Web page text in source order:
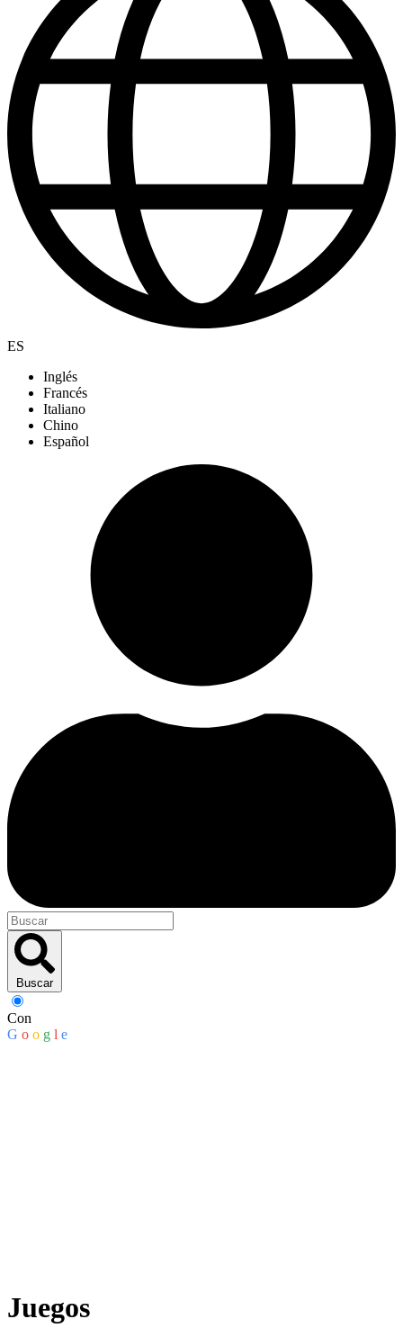
ES
Inglés
Francés
Italiano
Chino
Español
Buscar
Con
G o o g l e
Juegos